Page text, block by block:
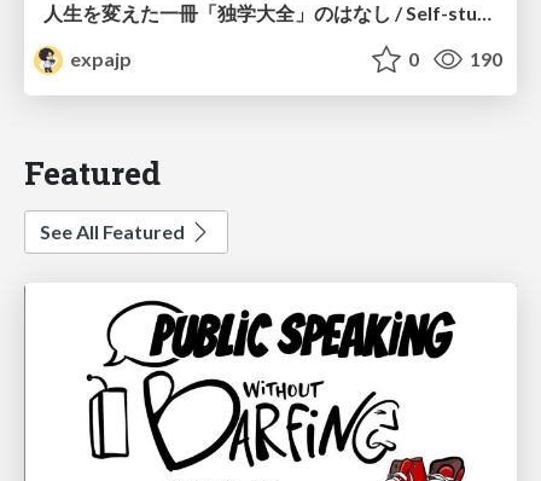
人生を変えた一冊「独学大全」のはなし / Self-study ENCYCLOPEDIA: The Book Which Change My Life #独学大全 #EM推し本
expajp
0 190
Featured
See All Featured